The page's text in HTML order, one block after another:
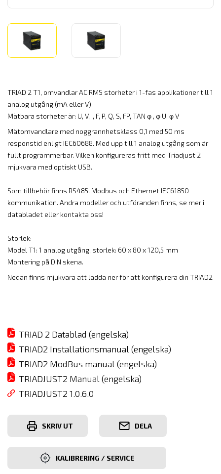
TRIAD 2 T1, omvandlar AC RMS storheter i 1-fas applikationer till 1
analog utgång (mA eller V).
Mätbara storheter är: U, V, I, F, P, Q, S, FP, TAN φ , φ U, φV
Mätomvandlare med noggrannhetsklass 0,1 med 50 ms
responstid enligt IEC60688. Med upp till 1 analog utgång som är
fullt programmerbar. Vilken konfigureras fritt med Triadjust 2
mjukvara med optiskt USB.
Som tillbehör finns RS485. Modbus och Ethernet IEC61850
kommunikation. Andra modeller och utföranden finns, se mer i
databladet eller kontakta oss!
Storlek:
Model T1: 1 analog utgång, storlek: 60 x 80 x 120,5 mm
Montering på DIN skena.
Nedan finns mjukvara att ladda ner för att konfigurera din TRIAD2
TRIAD 2 Datablad (engelska)
TRIAD2 Installationsmanual (engelska)
TRIAD2 ModBus manual (engelska)
TRIADJUST2 Manual (engelska)
TRIADJUST2 1.0.6.0
SKRIV UT DELA
KALIBRERING / SERVICE